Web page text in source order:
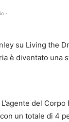
-
su Living the
è diventato una
del
un totale di 4